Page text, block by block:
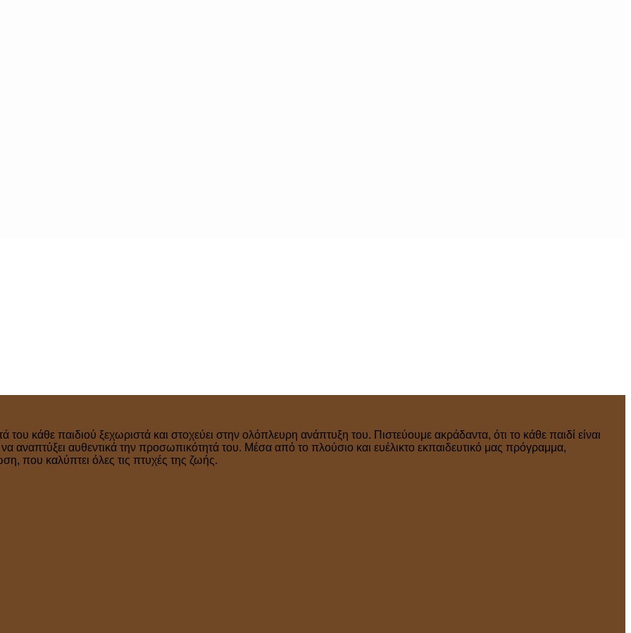
του κάθε παιδιού ξεχωριστά και στοχεύει στην ολόπλευρη ανάπτυξη του. Πιστεύουμε ακράδαντα, ότι το κάθε παιδί είναι
αναπτύξει αυθεντικά την προσωπικότητά του. Μέσα από το πλούσιο και ευέλικτο εκπαιδευτικό μας πρόγραμμα,
που καλύπτει όλες τις πτυχές της ζωής.